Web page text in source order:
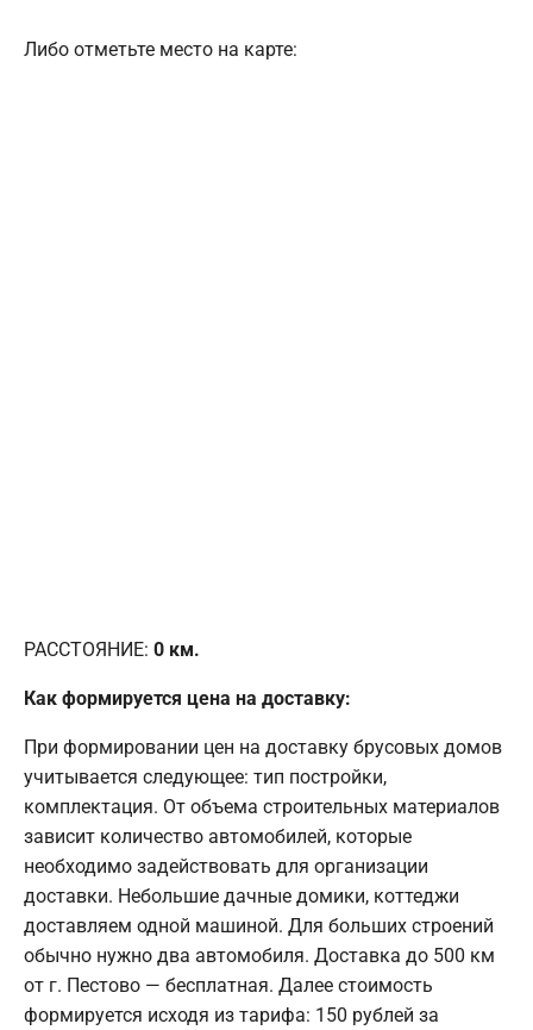
Либо отметьте место на карте:
РАССТОЯНИЕ: 0 км.
Как формируется цена на доставку:
При формировании цен на доставку брусовых домов
учитывается следующее: тип постройки,
комплектация. От объема строительных материалов
зависит количество автомобилей, которые
необходимо задействовать для организации
доставки. Небольшие дачные домики, коттеджи
доставляем одной машиной. Для больших строений
обычно нужно два автомобиля. Доставка до 500 км
от г. Пестово — бесплатная. Далее стоимость
формируется исходя из тарифа: 150 рублей за